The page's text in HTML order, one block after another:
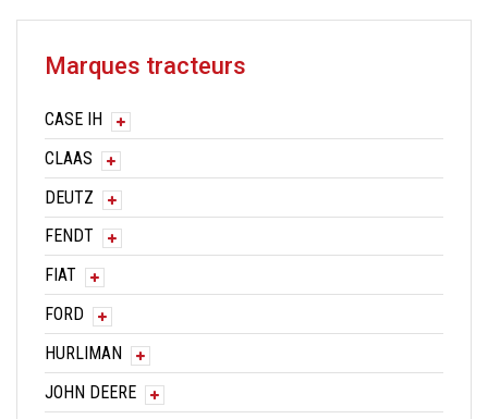
Marques tracteurs
CASE IH
CLAAS
DEUTZ
FENDT
FIAT
FORD
HURLIMAN
JOHN DEERE